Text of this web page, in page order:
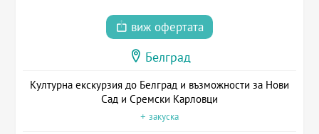
виж офертата
Белград
Културна екскурзия до Белград и възможности за Нови
Сад и Сремски Карловци
+ закуска